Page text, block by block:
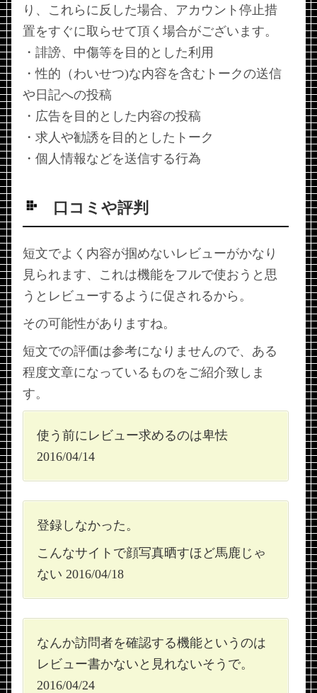
り、これらに反した場合、アカウント停止措
置をすぐに取らせて頂く場合がございます。
・誹謗、中傷等を目的とした利用
・性的（わいせつ)な内容を含むトークの送信
や日記への投稿
・広告を目的とした内容の投稿
・求人や勧誘を目的としたトーク
・個人情報などを送信する行為
口コミや評判
短文でよく内容が掴めないレビューがかなり
見られます、これは機能をフルで使おうと思
うとレビューするように促されるから。
その可能性がありますね。
短文での評価は参考になりませんので、ある
程度文章になっているものをご紹介致しま
す。
使う前にレビュー求めるのは卑怯
2016/04/14
登録しなかった。
こんなサイトで顔写真晒すほど馬鹿じゃ
ない 2016/04/18
なんか訪問者を確認する機能というのは
レビュー書かないと見れないそうで。
2016/04/24